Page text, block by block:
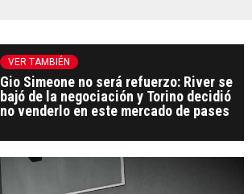
VER TAMBIÉN
Gio Simeone no será refuerzo: River se
bajó de la negociación y Torino decidió
no venderlo en este mercado de pases